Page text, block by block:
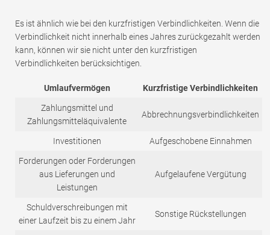
Es ist ähnlich wie bei den kurzfristigen Verbindlichkeiten. Wenn die
Verbindlichkeit nicht innerhalb eines Jahres zurückgezahlt werden
kann, können wir sie nicht unter den kurzfristigen
Verbindlichkeiten berücksichtigen.
Umlaufvermögen Kurzfristige Verbindlichkeiten
Zahlungsmittel und
Zahlungsmitteläquivalente
Abbrechnungsverbindlichkeiten
Investitionen Aufgeschobene Einnahmen
Forderungen oder Forderungen
aus Lieferungen und
Leistungen
Aufgelaufene Vergütung
Schuldverschreibungen mit
einer Laufzeit bis zu einem Jahr
Sonstige Rückstellungen